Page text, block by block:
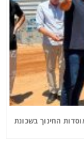
החינוך בשכונת